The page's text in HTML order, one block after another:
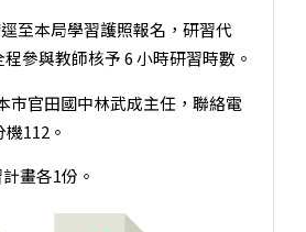
至本局學習護照報名，研習代
參與教師核予 6 小時研習時數。
市官田國中林武成主任，聯絡電
112。
畫各1份。